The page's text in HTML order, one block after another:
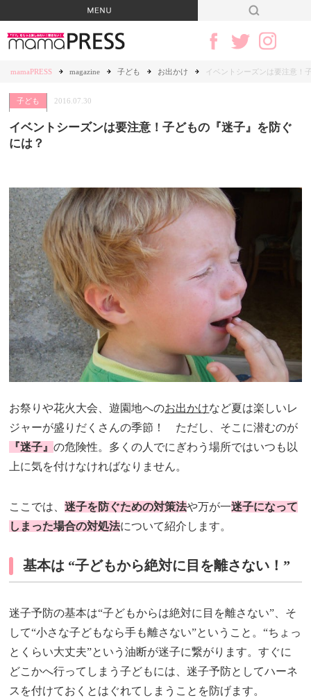
mamaPRESS magazine 子ども お出かけ イベントシーズンは要注意！
子ども 2016.07.30
イベントシーズンは要注意！子どもの『迷子』を防ぐ
には？
お祭りや花火大会、遊園地へのお出かけなど夏は楽しいレ
ジャーが盛りだくさんの季節！ ただし、そこに潜むのが
『迷子』の危険性。多くの人でにぎわう場所ではいつも以
上に気を付けなければなりません。
ここでは、迷子を防ぐための対策法や万が一迷子になって
しまった場合の対処法について紹介します。
基本は “子どもから絶対に目を離さない！”
迷子予防の基本は“子どもからは絶対に目を離さない”、そ
して“小さな子どもなら手も離さない”ということ。“ちょっ
とくらい大丈夫”という油断が迷子に繋がります。すぐに
どこかへ行ってしまう子どもには、迷子予防としてハーネ
スを付けておくとはぐれてしまうことを防げます。